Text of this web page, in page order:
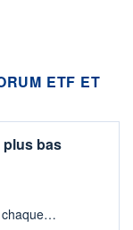
ETF ET
plus bas